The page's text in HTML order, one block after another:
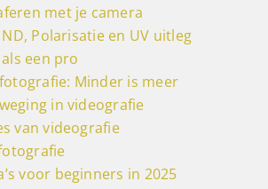
met je camera
Polarisatie en UV uitleg
een pro
Minder is meer
in videografie
van videografie
voor beginners in 2025